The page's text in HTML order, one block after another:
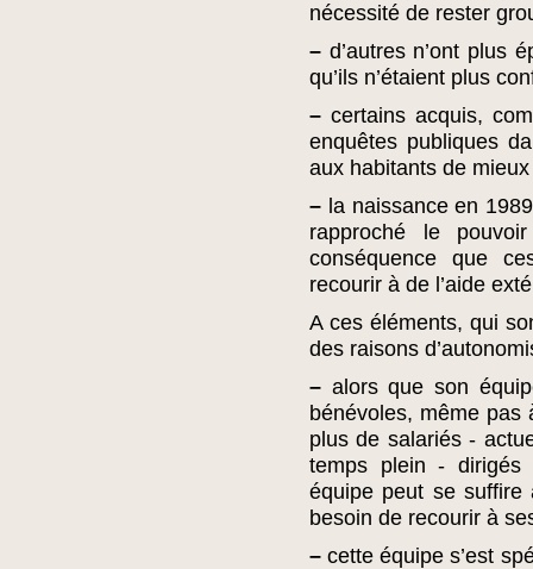
nécessité de rester
– d’autres n’ont plus
qu’ils n’étaient plus
– certains acquis,
enquêtes publiques
aux habitants de
– la naissance en
rapproché le
conséquence que
recourir à de l’aide
A ces éléments, qui
des raisons
– alors que son
bénévoles, même
plus de salariés -
temps plein -
équipe peut se suffire
besoin de recourir à
– cette équipe s’est